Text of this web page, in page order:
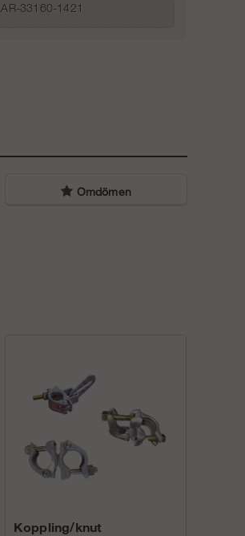
AR-33160-1421
Omdömen
Koppling/knut